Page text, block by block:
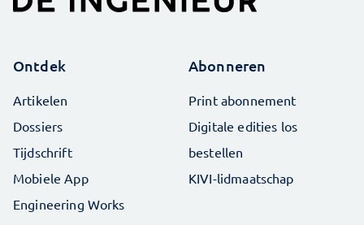
Ontdek
Artikelen
Dossiers
Tijdschrift
Mobiele App
Engineering Works
Abonneren
Print abonnement
Digitale edities los
bestellen
KIVI-lidmaatschap